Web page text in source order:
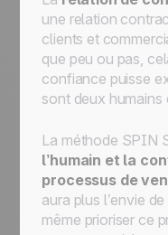
une relation
clients et
que peu ou pas,
confiance puisse
sont deux humains
La méthode SPIN
l’humain et la
processus de
aura plus l’envie
même prioriser ce